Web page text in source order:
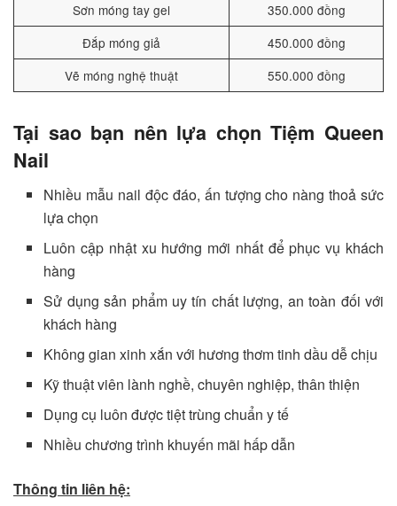
Sơn móng tay gel
350.000 đồng
Đắp móng giả
450.000 đồng
Vẽ móng nghệ thuật
550.000 đồng
Tại sao bạn nên lựa chọn Tiệm Queen
Nail
Nhiều mẫu nail độc đáo, ấn tượng cho nàng thoả sức
lựa chọn
Luôn cập nhật xu hướng mới nhất để phục vụ khách
hàng
Sử dụng sản phẩm uy tín chất lượng, an toàn đối với
khách hàng
Không gian xinh xắn với hương thơm tinh dầu dễ chịu
Kỹ thuật viên lành nghề, chuyên nghiệp, thân thiện
Dụng cụ luôn được tiệt trùng chuẩn y tế
Nhiều chương trình khuyến mãi hấp dẫn
Thông tin liên hệ: